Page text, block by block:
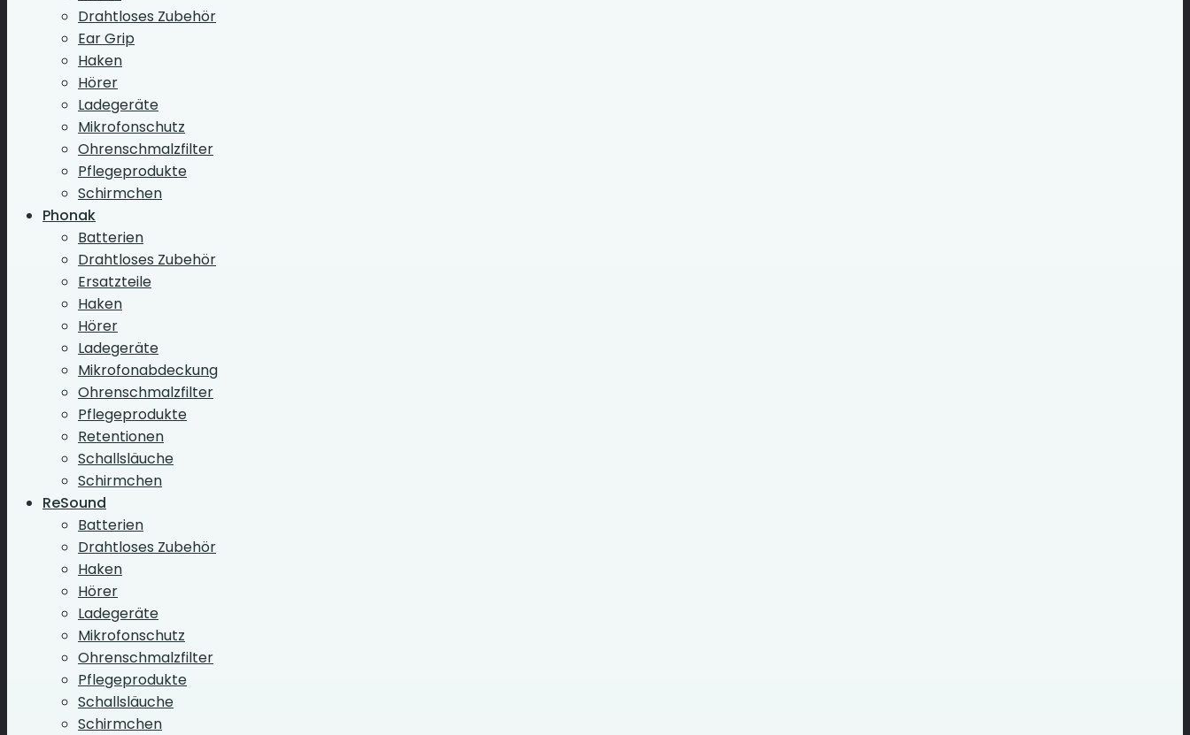
Drahtloses Zubehör
Ear Grip
Haken
Hörer
Ladegeräte
Mikrofonschutz
Ohrenschmalzfilter
Pflegeprodukte
Schirmchen
Phonak
Batterien
Drahtloses Zubehör
Ersatzteile
Haken
Hörer
Ladegeräte
Mikrofonabdeckung
Ohrenschmalzfilter
Pflegeprodukte
Retentionen
Schallsläuche
Schirmchen
ReSound
Batterien
Drahtloses Zubehör
Haken
Hörer
Ladegeräte
Mikrofonschutz
Ohrenschmalzfilter
Pflegeprodukte
Schallsläuche
Schirmchen